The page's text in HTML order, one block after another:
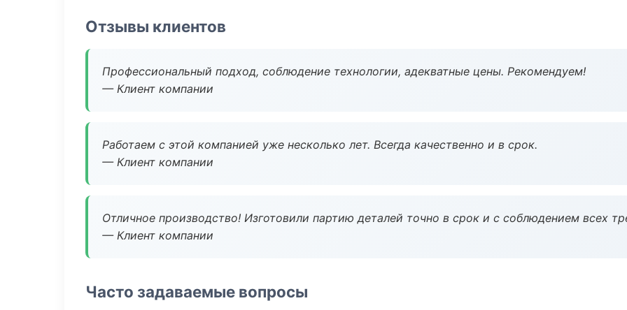
Отзывы клиентов
Профессиональный подход, соблюдение технологии, адекватные цены. Рекомендуем!
— Клиент компании
Работаем с этой компанией уже несколько лет. Всегда качественно и в срок.
— Клиент компании
Отличное производство! Изготовили партию деталей точно в срок и с соблюдением всех
— Клиент компании
Часто задаваемые вопросы